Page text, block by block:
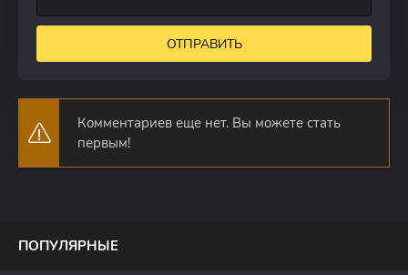
ОТПРАВИТЬ
Комментариев еще нет. Вы можете стать
первым!
ПОПУЛЯРНЫЕ